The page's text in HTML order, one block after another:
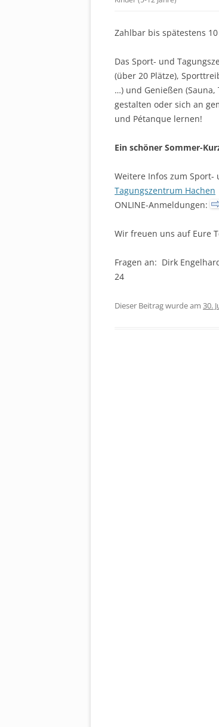
Zahlbar bis spätestens
Das Sport- und
(über 20 Plätze),
…) und Genießen
gestalten oder sich an
und Pétanque lernen!
Ein schöner Sommer-
Weitere Infos zum
Tagungszentrum Hachen
ONLINE-Anmeldungen:
Wir freuen uns auf Eure
Fragen an: Dirk
24
Dieser Beitrag wurde am 30.